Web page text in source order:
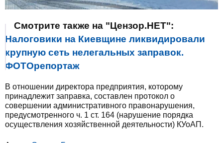
Смотрите также на "Цензор.НЕТ":
Налоговики на Киевщине ликвидировали
крупную сеть нелегальных заправок.
ФОТОрепортаж
В отношении директора предприятия, которому
принадлежит заправка, составлен протокол о
совершении административного правонарушения,
предусмотренного ч. 1 ст. 164 (нарушение порядка
осуществления хозяйственной деятельности) КУоАП.